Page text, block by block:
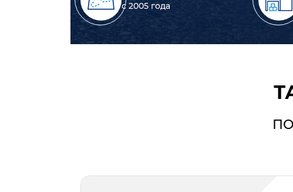
с 2005 года